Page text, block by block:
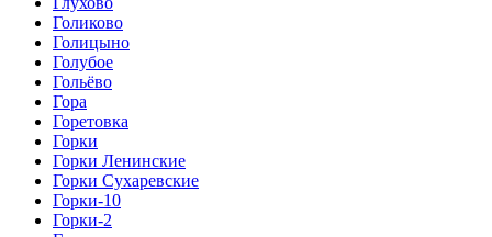
Голиково
Голицыно
Голубое
Гольёво
Гора
Горетовка
Горки
Горки Ленинские
Горки Сухаревские
Горки-10
Горки-2